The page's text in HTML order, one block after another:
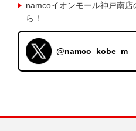
namcoイオンモール神戸南
ら！
@namco_kobe_m